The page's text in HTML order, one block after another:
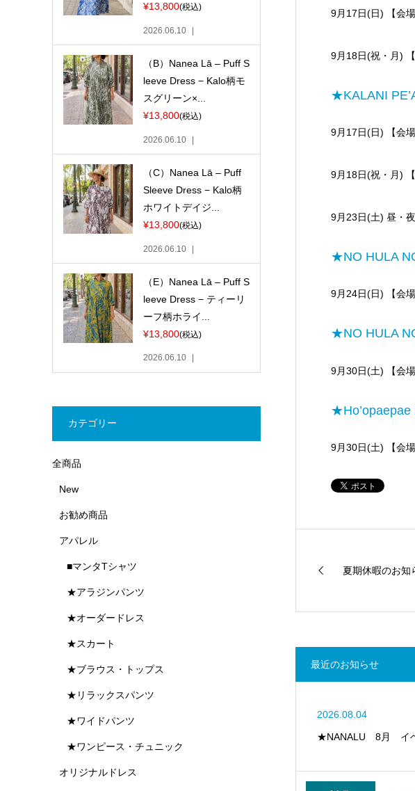
9月17日(日) 【会
9月18日(祝・月)
★KALANI
9月17日(日) 【会
9月18日(祝・月)
9月23日(土) 昼・
★NO HULA
9月24日(日) 【会
★NO HULA
9月30日(土) 【会
★Ho’opaepae
9月30日(土) 【会
夏期休暇のお知
最近のお知らせ
2026.08.04
★NANALU 8月 イ
¥13,800(税込)
2026.06.10
（B）Nanea Lā – Puff S
leeve Dress − Kalo柄モ
スグリーン×...
¥13,800(税込)
2026.06.10
（C）Nanea Lā – Puff
Sleeve Dress − Kalo柄
ホワイトデイジ...
¥13,800(税込)
2026.06.10
（E）Nanea Lā – Puff S
leeve Dress − ティーリ
ーフ柄ホライ...
¥13,800(税込)
2026.06.10
カテゴリー
全商品
New
お勧め商品
アパレル
■マンタTシャツ
★アラジンパンツ
★オーダードレス
★スカート
★ブラウス・トップス
★リラックスパンツ
★ワイドパンツ
★ワンピース・チュニック
オリジナルドレス